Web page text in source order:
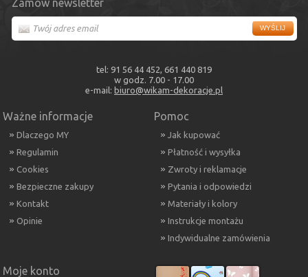
Zamów newsletter
tel: 91 56 44 452, 661 440 819
w godz. 7.00 - 17.00
e-mail: biuro@wikam-dekoracje.pl
Ważne informacje
Dlaczego MY
Regulamin
Cookies
Bezpieczne zakupy
Kontakt
Opinie
Pomoc
Jak kupować
Płatność i wysyłka
Zwroty i reklamacje
Pytania i odpowiedzi
Materiały i kolory
Instrukcje montażu
Indywidualne zamówienia
Moje konto